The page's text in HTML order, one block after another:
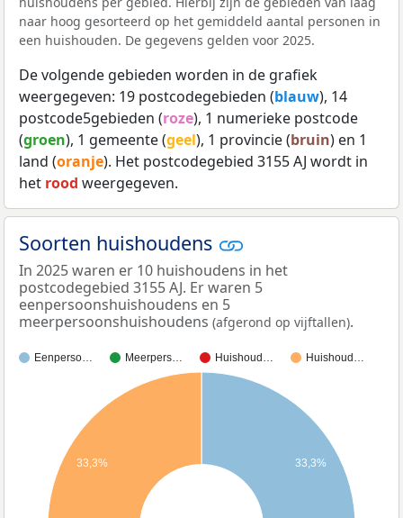
naar hoog gesorteerd op het gemiddeld aantal personen in
een huishouden. De gegevens gelden voor 2025.
De volgende gebieden worden in de grafiek
weergegeven: 19 postcodegebieden (blauw), 14
postcode5gebieden (roze), 1 numerieke postcode
(groen), 1 gemeente (geel), 1 provincie (bruin) en 1
land (oranje). Het postcodegebied 3155 AJ wordt in
het rood weergegeven.
Soorten huishoudens
In 2025 waren er 10 huishoudens in het
postcodegebied 3155 AJ. Er waren 5
eenpersoonshuishoudens en 5
meerpersoonshuishoudens (afgerond op vijftallen).
Eenperso… Meerpers… Huishoud… Huishoud…
33,3%
33,3%